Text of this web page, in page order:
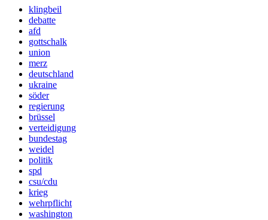
klingbeil
debatte
afd
gottschalk
union
merz
deutschland
ukraine
söder
regierung
brüssel
verteidigung
bundestag
weidel
politik
spd
csu/cdu
krieg
wehrpflicht
washington